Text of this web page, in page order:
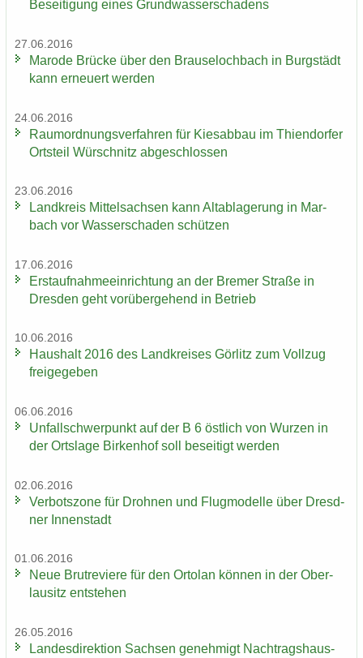
Be­sei­ti­gung eines Grund­was­ser­scha­dens
27.06.2016
Ma­ro­de Brü­cke über den Brau­se­loch­bach in Burg­städt
kann er­neu­ert wer­den
24.06.2016
Raum­ord­nungs­ver­fah­ren für Kies­ab­bau im Thi­en­dor­fer
Orts­teil Wür­schnitz ab­ge­schlos­sen
23.06.2016
Land­kreis Mit­tel­sach­sen kann Alt­ab­la­ge­rung in Mar­
bach vor Was­ser­scha­den schüt­zen
17.06.2016
Erst­auf­nah­me­ein­rich­tung an der Bre­mer Stra­ße in
Dres­den geht vor­über­ge­hend in Be­trieb
10.06.2016
Haus­halt 2016 des Land­krei­ses Gör­litz zum Voll­zug
frei­ge­ge­ben
06.06.2016
Un­fall­schwer­punkt auf der B 6 öst­lich von Wur­zen in
der Orts­la­ge Bir­ken­hof soll be­sei­tigt wer­den
02.06.2016
Ver­bots­zo­ne für Droh­nen und Flug­mo­del­le über Dresd­
ner In­nen­stadt
01.06.2016
Neue Brut­re­vie­re für den Or­to­lan kön­nen in der Ober­
lau­sitz ent­ste­hen
26.05.2016
Lan­des­di­rek­ti­on Sach­sen ge­neh­migt Nach­trags­haus­